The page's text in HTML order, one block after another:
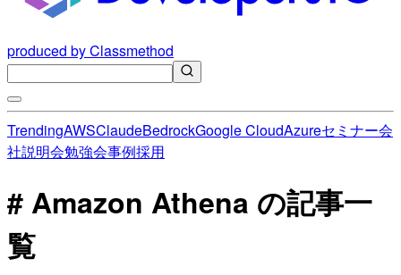
produced by Classmethod
TrendingAWSClaudeBedrockGoogle CloudAzureセミナー会
社説明会勉強会事例採用
# Amazon Athena の記事一
覧